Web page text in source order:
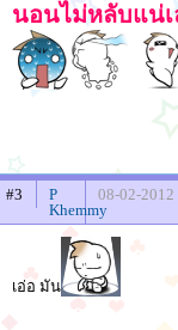
นอนไม่หลับแน่เ
#3
P
Khemmy
08-02-
เอ่อ มัน